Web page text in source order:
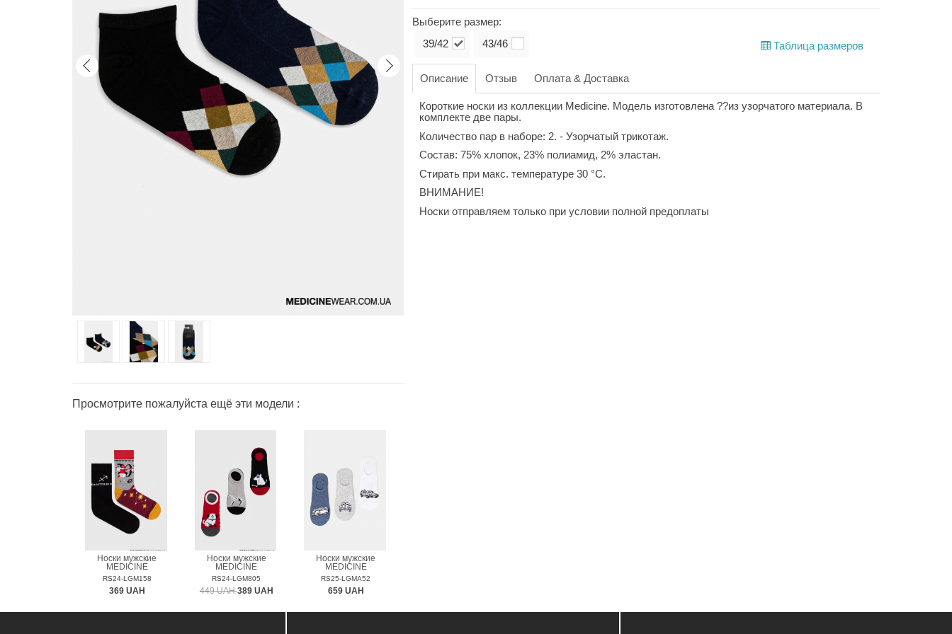
Просмотрите пожалуйста ещё эти модели :
Носки мужские
MEDICINE
RS24-LGM158
369 UAH
Носки мужские
MEDICINE
RS24-LGM805
449 UAH389 UAH
Носки мужские
MEDICINE
RS25-LGMA52
659 UAH
Выберите размер:
39/42 43/46 Таблица размеров
Описание Отзыв Оплата & Доставка
Короткие носки из коллекции Medicine. Модель изготовлена ??из узорчатого материала. В
комплекте две пары.
Количество пар в наборе: 2. - Узорчатый трикотаж.
Состав: 75% хлопок, 23% полиамид, 2% эластан.
Стирать при макс. температуре 30 °C.
ВНИМАНИЕ!
Носки отправляем только при условии полной предоплаты